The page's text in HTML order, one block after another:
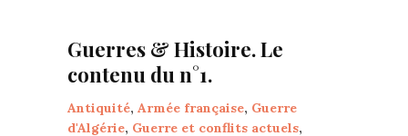
Guerres & Histoire. Le
contenu du n°1.
Antiquité, Armée française, Guerre
d'Algérie, Guerre et conflits actuels,